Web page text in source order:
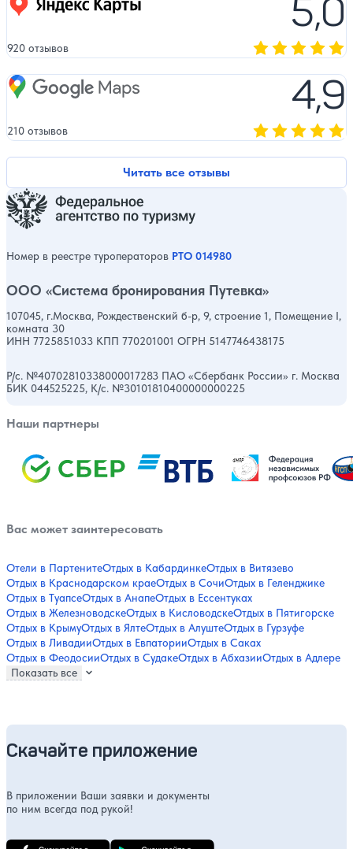
Читать все отзывы
5,0
920 отзывов
Google Maps 4,9
210 отзывов
Номер в реестре туроператоров РТО 014980
ООО «Система бронирования Путевка»
107045, г.Москва, Рождественский б-р, 9, строение 1, Помещение I,
комната 30
ИНН 7725851033 КПП 770201001 ОГРН 5147746438175
Р/с. №40702810338000017283 ПАО «Сбербанк России» г. Москва
БИК 044525225, К/с. №30101810400000000225
Наши партнеры
Вас может заинтересовать
Отели в ПартенитеОтдых в КабардинкеОтдых в Витязево
Отдых в Краснодарском краеОтдых в СочиОтдых в Геленджике
Отдых в ТуапсеОтдых в АнапеОтдых в Ессентуках
Отдых в ЖелезноводскеОтдых в КисловодскеОтдых в Пятигорске
Отдых в КрымуОтдых в ЯлтеОтдых в АлуштеОтдых в Гурзуфе
Отдых в ЛивадииОтдых в ЕвпаторииОтдых в Саках
Отдых в ФеодосииОтдых в СудакеОтдых в АбхазииОтдых в Адлере
Показать все
Скачайте приложение
В приложении Ваши заявки и документы
по ним всегда под рукой!